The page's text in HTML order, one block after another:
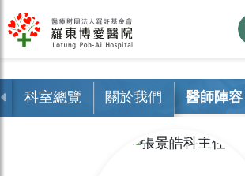
科室總覽 關於我們 醫師陣容